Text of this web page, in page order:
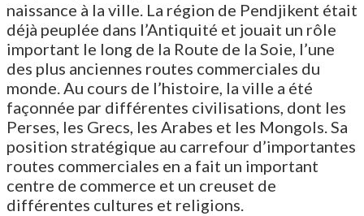
naissance à la ville. La région de Pendjikent était
déjà peuplée dans l’Antiquité et jouait un rôle
important le long de la Route de la Soie, l’une
des plus anciennes routes commerciales du
monde. Au cours de l’histoire, la ville a été
façonnée par différentes civilisations, dont les
Perses, les Grecs, les Arabes et les Mongols. Sa
position stratégique au carrefour d’importantes
routes commerciales en a fait un important
centre de commerce et un creuset de
différentes cultures et religions.